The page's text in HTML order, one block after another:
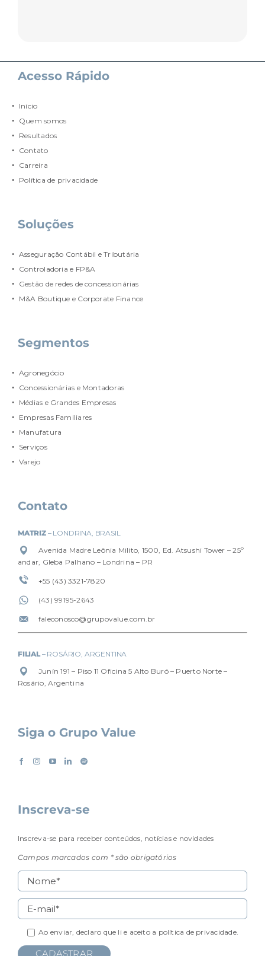
Acesso Rápido
Início
Quem somos
Resultados
Contato
Carreira
Política de privacidade
Soluções
Asseguração Contábil e Tributária
Controladoria e FP&A
Gestão de redes de concessionárias
M&A Boutique e Corporate Finance
Segmentos
Agronegócio
Concessionárias e Montadoras
Médias e Grandes Empresas
Empresas Familiares
Manufatura
Serviços
Varejo
Contato
MATRIZ– LONDRINA, BRASIL
Avenida Madre Leônia Milito, 1500, Ed. Atsushi Tower – 25º
andar, Gleba Palhano – Londrina – PR
+55 (43) 3321-7820
(43) 99195-2643
faleconosco@grupovalue.com.br
FILIAL– ROSÁRIO, ARGENTINA
Junín 191 – Piso 11 Oficina 5 Alto Buró – Puerto Norte –
Rosário, Argentina
Siga o Grupo Value
Inscreva-se
Inscreva-se para receber conteúdos, notícias e novidades
Campos marcados com * são obrigatórios
Ao enviar, declaro que li e aceito a política de privacidade.